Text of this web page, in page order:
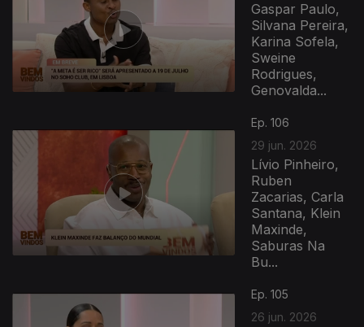
Gaspar Paulo,
Silvana Pereira,
Karina Sofela,
Sweine
Rodrigues,
Genovalda...
Ep. 106
29 jun. 2026
Lívio Pinheiro,
Ruben
Zacarias, Carla
Santana, Klein
Maxinde,
Saburas Na
Bu...
Ep. 105
26 jun. 2026